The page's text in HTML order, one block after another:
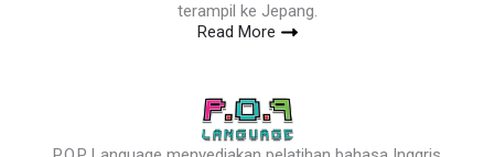
terampil ke Jepang.
Read More